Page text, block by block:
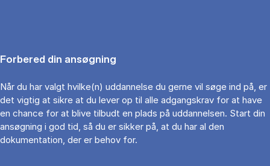
Forbered din ansøgning
Når du har valgt hvilke(n) uddannelse du gerne vil søge ind på, er
det vigtig at sikre at du lever op til alle adgangskrav for at have
en chance for at blive tilbudt en plads på uddannelsen. Start din
ansøgning i god tid, så du er sikker på, at du har al den
dokumentation, der er behov for.